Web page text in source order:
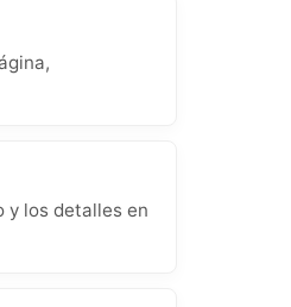
y los detalles en